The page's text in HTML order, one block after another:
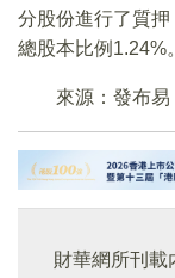
分股份進行了質
總股本比例1.24%。
來源：發布易
財華網所刊載